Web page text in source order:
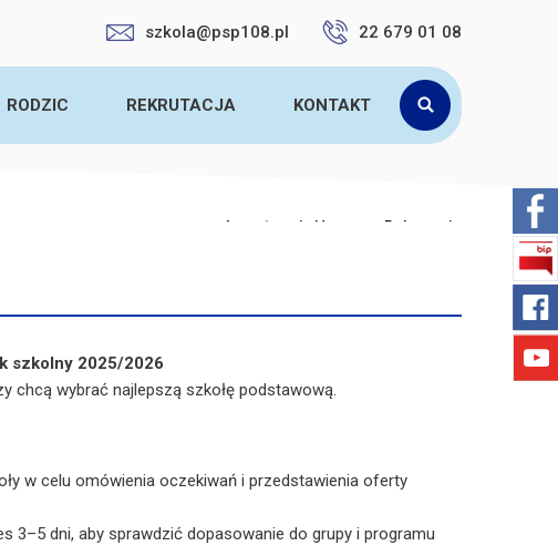
szkola@psp108.pl 22 679 01 08
RODZIC REKRUTACJA KONTAKT
Jesteś tutaj: Home Rekrutacja
szkolny 2025/2026
chcą wybrać najlepszą szkołę podstawową.
w celu omówienia oczekiwań i przedstawienia oferty
dni, aby sprawdzić dopasowanie do grupy i programu